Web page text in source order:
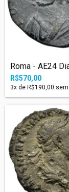
Roma - AE24
R$570,00
3x de R$190,00